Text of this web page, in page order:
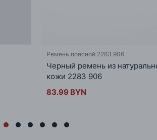
Ремень поясной 2283 906
Черный ремень из
кожи 2283 906
83.99 BYN